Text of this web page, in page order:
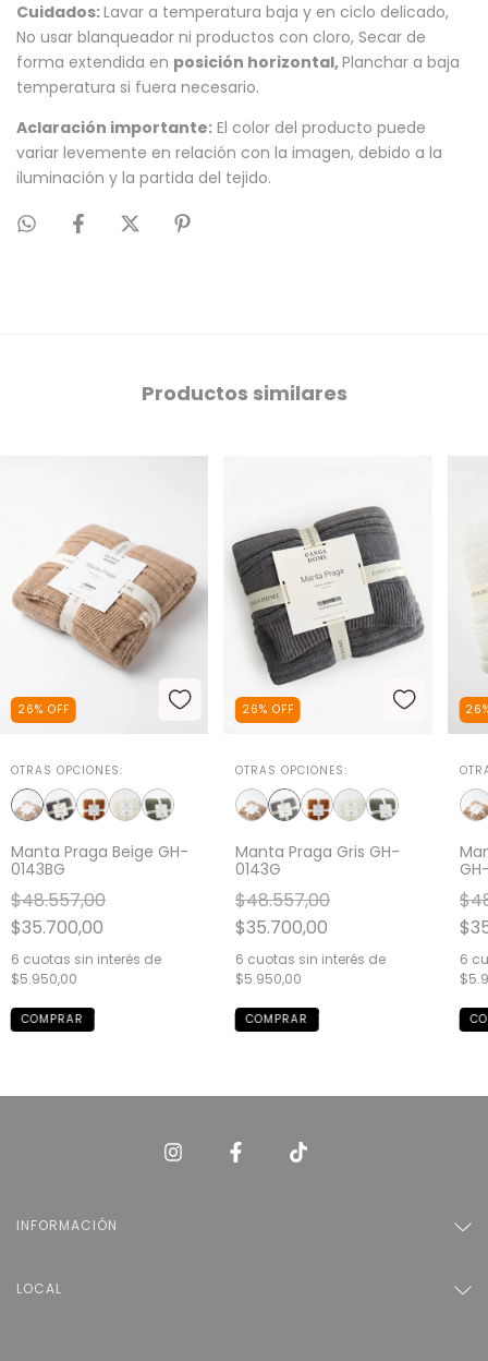
Cuidados:Lavar a temperatura baja y en ciclo delicado,
No usar blanqueador ni productos con cloro, Secar de
forma extendida en posición horizontal,Planchar a baja
temperatura si fuera necesario.
Aclaración importante: El color del producto puede
variar levemente en relación con la imagen, debido a la
iluminación y la partida del tejido.
Productos similares
26% OFF
OTRAS OPCIONES:
Manta Praga Beige GH-
0143BG
$48.557,00
$35.700,00
6 cuotas sin interés de
$5.950,00
26% OFF
OTRAS OPCIONES:
Manta Praga Gris GH-
0143G
$48.557,00
$35.700,00
6 cuotas sin interés de
$5.950,00
26
6
INFORMACIÓN
LOCAL